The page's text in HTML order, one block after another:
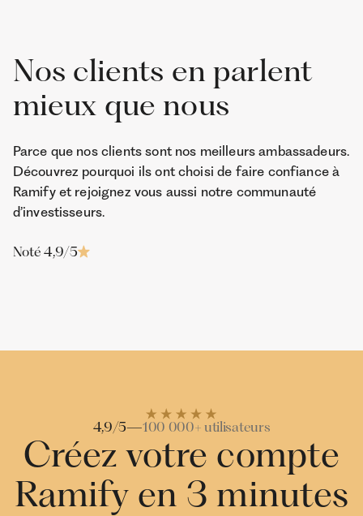
Nos clients en parlent
mieux que nous
Parce que nos clients sont nos meilleurs ambassadeurs.
Découvrez pourquoi ils ont choisi de faire confiance à
Ramify et rejoignez vous aussi notre communauté
d’investisseurs.
Noté 4,9/5
Jean-Edouard Thomas
4,9/5—100 000+ utilisateurs
Créez votre compte
Ramify en 3 minutes